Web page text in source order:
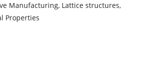
Manufacturing, Lattice structures,
Properties